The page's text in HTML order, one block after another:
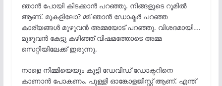
ഞാൻ പോയി കിടക്കാൻ പറഞ്ഞു. നിങ്ങളുടെ റൂമിൽ
ആണ്. മുകളിലോ? മ്മ് ഞാൻ ഡോക്ടർ പറഞ്ഞ
കാര്യങ്ങൾ മുഴുവൻ അമ്മയോട് പറഞ്ഞു. വിശദമായി….
മുഴുവൻ കേട്ടു കഴിഞ്ഞ് വിഷമത്തോടെ അമ്മ
സെറ്റിയിലേക്ക് ഇരുന്നു.
നാളെ നിമ്മിയെയും കൂട്ടി ഡേവിഡ് ഡോക്ടറിനെ
കാണാൻ പോകണം. പുള്ളി ഓങ്കോളജിസ്റ്റ് ആണ്. എന്ത്